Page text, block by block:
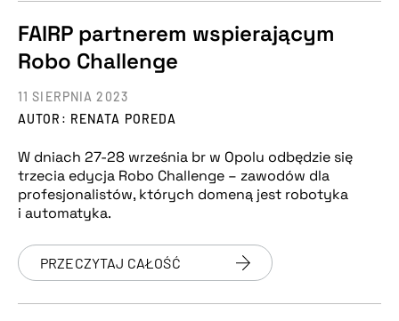
FAIRP partnerem wspierającym
Robo Challenge
AUTOR: RENATA POREDA
11 SIERPNIA 2023
W dniach 27-28 września br w Opolu odbędzie się
trzecia edycja Robo Challenge – zawodów dla
profesjonalistów, których domeną jest robotyka
i automatyka.
PRZECZYTAJ CAŁOŚĆ